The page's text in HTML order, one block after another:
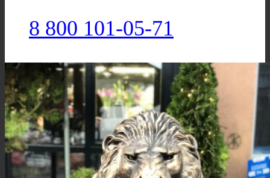
8 800 101-05-71